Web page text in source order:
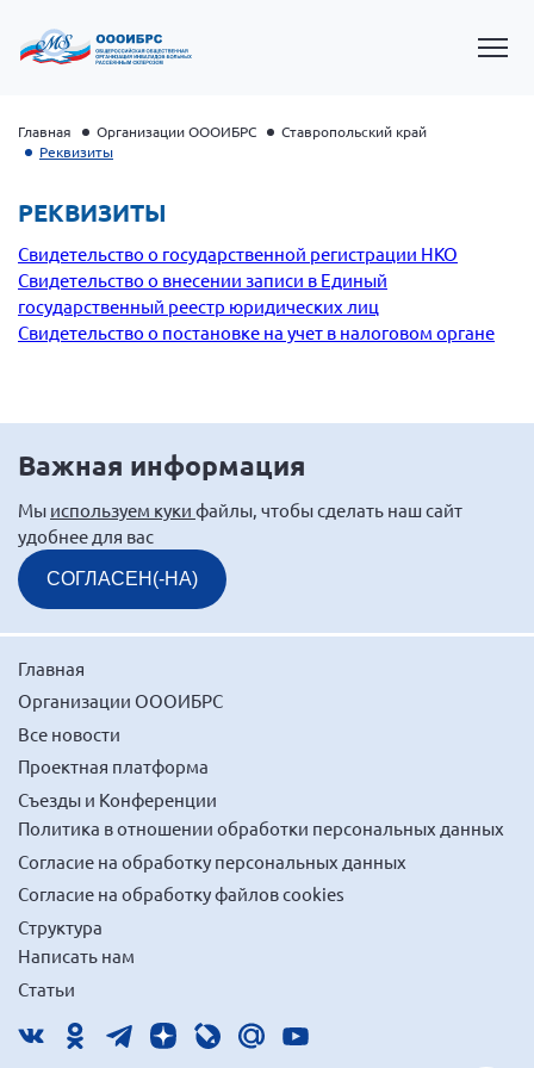
Генеральный директор Матвиевская О.В.
Вице-президент Зрячева Н.В.
Вице-президент Шишлянников Ф.В.
Информационная служба
Вице-президент Черненко Д.Е.
Вице-президент Валюх М.В.
Вице-президент Чернова А.В.
Вице-президент Цикорин И.В.
Вице-президент Груба Л.В.
Главный бухгалтер Жаворонкова Г.М.
Конференция ОООИБРС 2026
Конференция ОООИБРС 2025
Экспертный совет ОООИБРС 2025
Конференция ОООИБРС 2024
Конференция ОООИБРС 2023
Главная Организации ОООИБРС
Ставропольский край
Реквизиты
РЕКВИЗИТЫ
Свидетельство о государственной регистрации НКО
Свидетельство о внесении записи в Единый
государственный реестр юридических лиц
Свидетельство о постановке на учет в налоговом органе
Важная информация
Мы используем куки файлы, чтобы сделать наш сайт
удобнее для вас
СОГЛАСЕН(-НА)
Главная
Организации ОООИБРС
Все новости
Проектная платформа
Съезды и Конференции
Политика в отношении обработки персональных данных
Согласие на обработку персональных данных
Согласие на обработку файлов cookies
Структура
Написать нам
Статьи